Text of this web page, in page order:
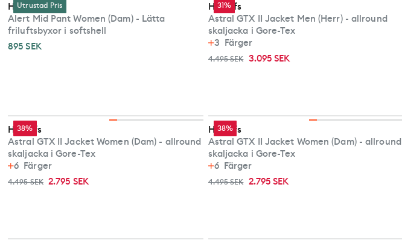
Utrustad Pris
Haglöfs
Alert Mid Pant Women (Dam) - Lätta
friluftsbyxor i softshell
895 SEK
31%
Haglöfs
Astral GTX II Jacket Men (Herr) - allround
skaljacka i Gore-Tex
3 Färger
4.495 SEK 3.095 SEK
38%
Haglöfs
Astral GTX II Jacket Women (Dam) - allround
skaljacka i Gore-Tex
6 Färger
4.495 SEK 2.795 SEK
38%
Haglöfs
Astral GTX II Jacket Women (Dam) - allround
skaljacka i Gore-Tex
6 Färger
4.495 SEK 2.795 SEK